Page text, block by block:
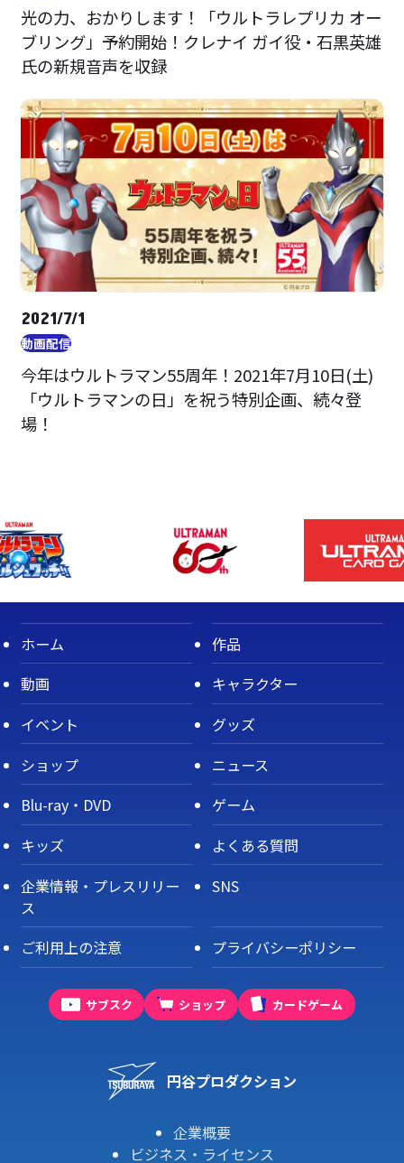
光の力、おかりします！「ウルトラレプリカ オー
ブリング」予約開始！クレナイ ガイ役・石黒英雄
氏の新規音声を収録
2021/7/1
動画配信
今年はウルトラマン55周年！2021年7月10日(土)
「ウルトラマンの日」を祝う特別企画、続々登
場！
ホーム
作品
動画
キャラクター
イベント
グッズ
ショップ
ニュース
Blu-ray・DVD
ゲーム
キッズ
よくある質問
企業情報・プレスリリー
ス
SNS
ご利用上の注意 プライバシーポリシー
サブスク ショップ カードゲーム
円谷プロダクション
企業概要
ビジネス・ライセンス